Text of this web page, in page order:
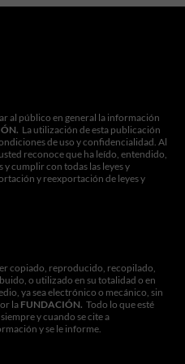
al público en general la información
La utilización de esta publicación
de uso y confidencialidad. Al
reconoce que ha leído, entendido,
cumplir con todas las leyes y
y reexportación de leyes y
copiado, reproducido, recopilado,
o utilizado en su totalidad o en
ya sea electrónico o mecánico, sin
la FUNDACIÓN. Todo lo que esté
y cuando se cite a
y se le informe.